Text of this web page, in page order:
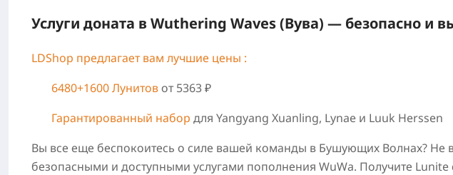
Услуги доната в Wuthering Waves (Вува) — безопасно и
LDShop предлагает вам лучшие цены :
6480+1600 Лунитовот 5363 ₽
Гарантированный набор для Yangyang Xuanling, Lynae и Luuk Herssen
Вы все еще беспокоитесь о силе вашей команды в Бушующих Волнах? Не
безопасными и доступными услугами пополнения WuWa. Получите Lunite